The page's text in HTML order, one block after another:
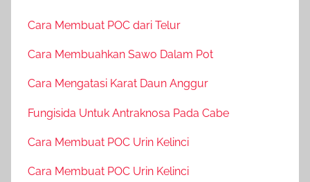
Cara Membuat POC dari Telur
Cara Membuahkan Sawo Dalam Pot
Cara Mengatasi Karat Daun Anggur
Fungisida Untuk Antraknosa Pada Cabe
Cara Membuat POC Urin Kelinci
Cara Membuat POC Urin Kelinci